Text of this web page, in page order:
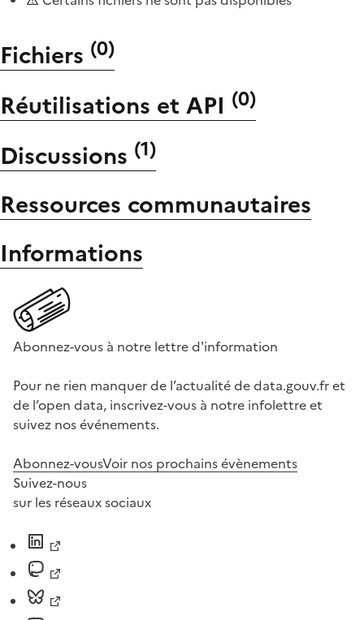
Fichiers (0)
Réutilisations et API (0)
Discussions (1)
Ressources communautaires
Informations
Abonnez-vous à notre lettre d'information
Pour ne rien manquer de l’actualité de data.gouv.fr et
de l’open data, inscrivez-vous à notre infolettre et
suivez nos événements.
Abonnez-vousVoir nos prochains évènements
Suivez-nous
sur les réseaux sociaux